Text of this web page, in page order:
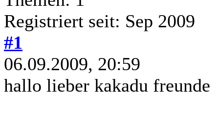
Registriert seit: Sep 2009
#1
06.09.2009, 20:59
hallo lieber kakadu freunde